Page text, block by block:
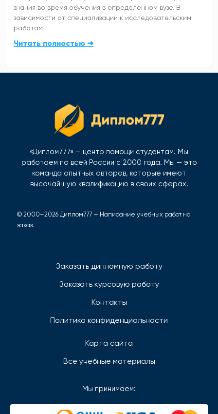
знания во время обучения в определенном вузе. В
зависимости от специализации к исследовательским
работам
Читать полностью ➜
«Диплом777» — центр помощи студентам. Мы
работаем по всей России с 2000 года. Мы — это
команда опытных авторов, которые имеют
высочайшую квалификацию в своих сферах.
© 2000–2026 Диплом777 — Написание учебных работ на
заказ.
Заказать дипломную работу
Заказать курсовую работу
Контакты
Политика конфиденциальности
Карта сайта
Все учебные материалы
Мы принимаем: